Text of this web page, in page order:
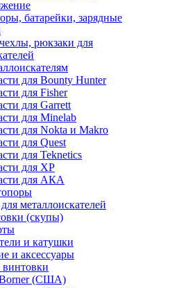
батарейки, зарядные
рюкзаки для
для Bounty Hunter
для Fisher
для Garrett
для Minelab
для Nokta и Makro
для Quest
для Teknetics
для XP
для АКА
металлоискателей
(скупы)
и катушки
и аксессуары
(США)